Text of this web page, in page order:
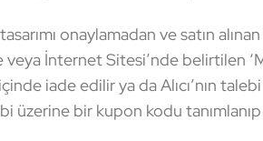
onaylamadan ve satın
İnternet Sitesi’nde belirtilen
iade edilir ya da Alıcı’nın
üzerine bir kupon kodu